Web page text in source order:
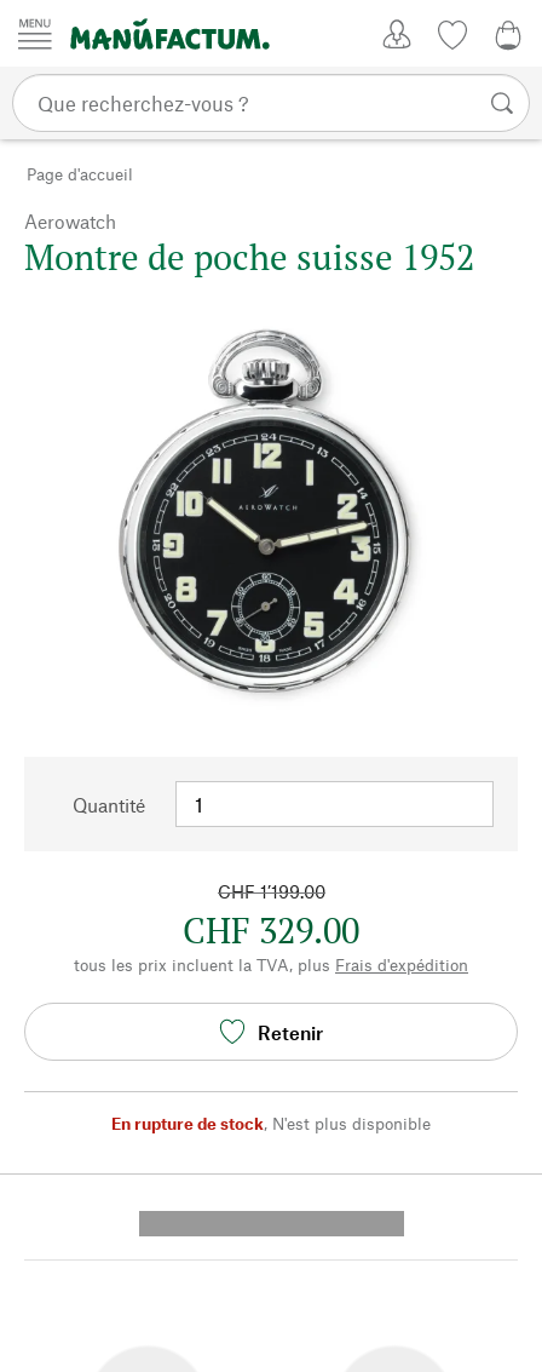
Passer au contenu
Page d'accueil
Aerowatch
Montre de poche suisse 1952
Quantité
CHF 1’199.00
CHF 329.00
tous les prix incluent la TVA, plus Frais d'expédition
Retenir
En rupture de stock, N'est plus disponible